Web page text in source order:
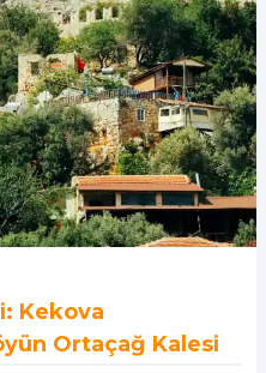
Kekova
Ortaçağ Kalesi